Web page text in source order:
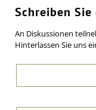
Schreiben
An Diskussionen
Hinterlassen Sie uns